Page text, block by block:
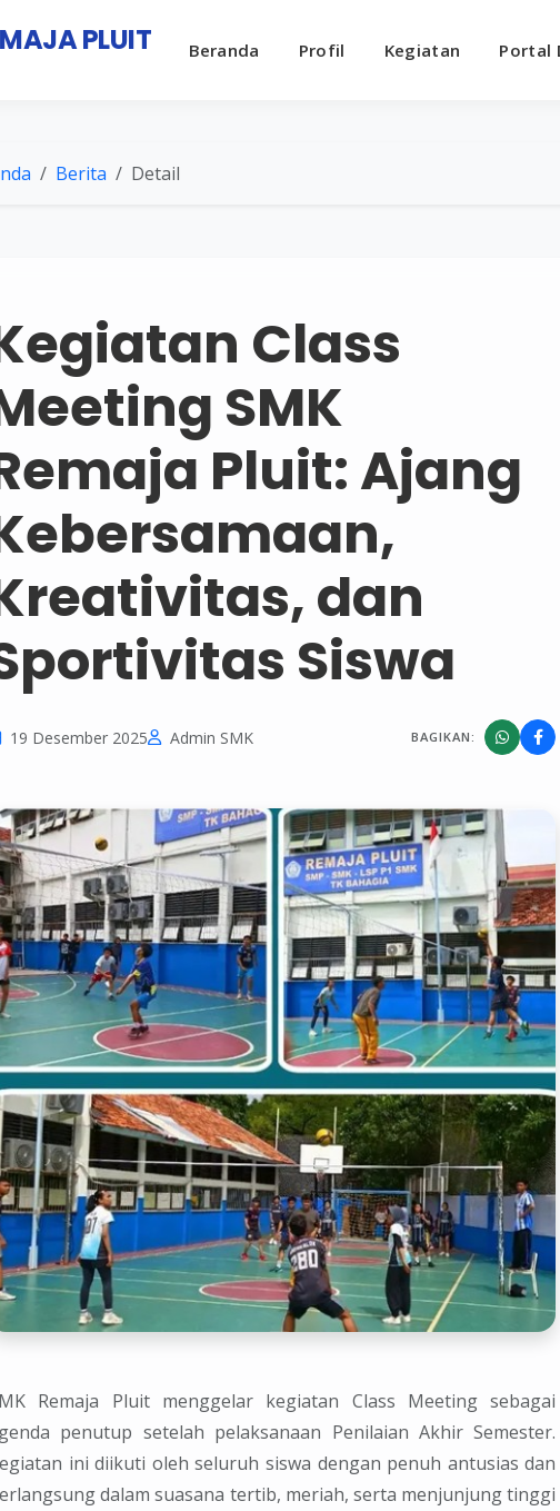
PLUIT Beranda Profil Kegiatan Portal
Berita Detail
Class
SMK
Pluit: Ajang
dan
Siswa
19 Desember 2025 Admin SMK BAGIKAN:
Remaja Pluit menggelar kegiatan Class Meeting sebagai
penutup setelah pelaksanaan Penilaian Akhir Semester.
ini diikuti oleh seluruh siswa dengan penuh antusias dan
dalam suasana tertib, meriah, serta menjunjung tinggi